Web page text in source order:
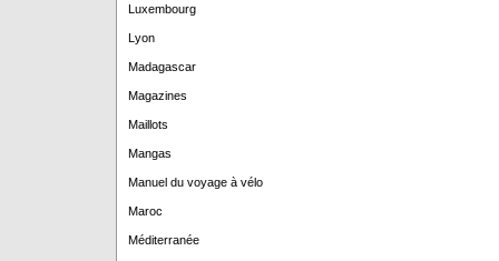
Luxembourg
Lyon
Madagascar
Magazines
Maillots
Mangas
Manuel du voyage à vélo
Maroc
Méditerranée